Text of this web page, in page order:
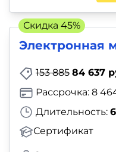
Электронная
153 885 84 637
Длительность:
Сертификат
Рассрочка: 8
Скидка 45%